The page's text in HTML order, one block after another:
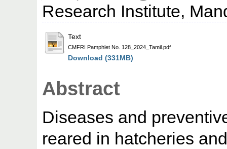
Research Institute,
Text
CMFRI Pamphlet No. 128_2024_Tamil.pdf
Download (331MB)
Abstract
Diseases and
reared in hatcheries